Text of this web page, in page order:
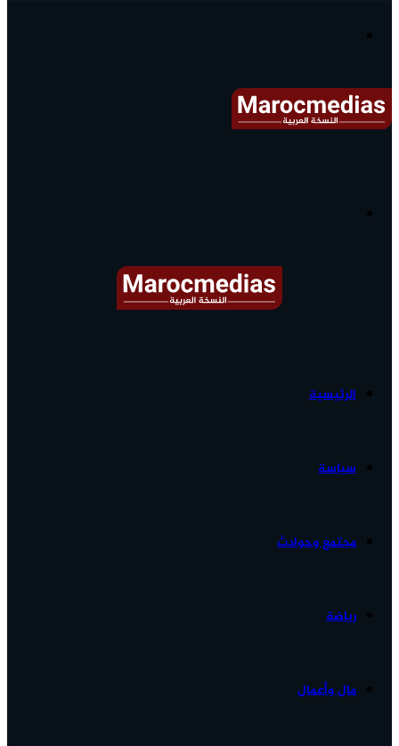
الرئيسية
سياسة
مجتمع وحوادث
رياضة
مال وأعمال